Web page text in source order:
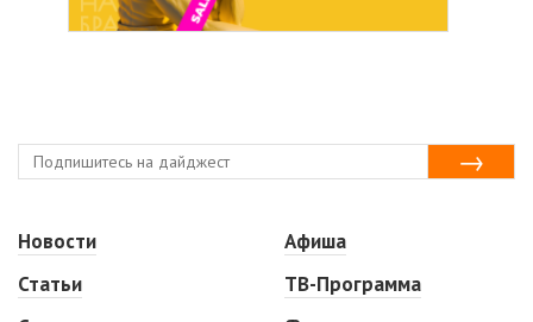
Новости
Статьи
Афиша
ТВ-Программа